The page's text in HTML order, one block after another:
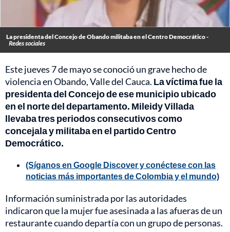
La presidenta del Concejo de Obando militaba en el Centro Democrático -
Redes sociales
Este jueves 7 de mayo se conoció un grave hecho de
violencia en Obando, Valle del Cauca. La víctima fue la
presidenta del Concejo de ese municipio ubicado
en el norte del departamento. Mileidy Villada
llevaba tres periodos consecutivos como
concejala y militaba en el partido Centro
Democrático.
(Síganos en Google Discover y conéctese con las
noticias más importantes de Colombia y el mundo)
Información suministrada por las autoridades
indicaron que la mujer fue asesinada a las afueras de un
restaurante cuando departía con un grupo de personas.